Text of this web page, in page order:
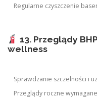
Regularne czyszczenie
13. Przeglądy
wellness
Sprawdzanie szczelności i
Przeglądy roczne